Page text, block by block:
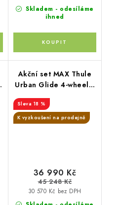
Skladem - odesíláme
ihned
Akční set MAX Thule
Urban Glide 4-wheel s
Mid blue + Joie
18 %
K vyzkoušení na prodejně
30 570 Kč bez DPH
36 990 Kč
45 248 Kč